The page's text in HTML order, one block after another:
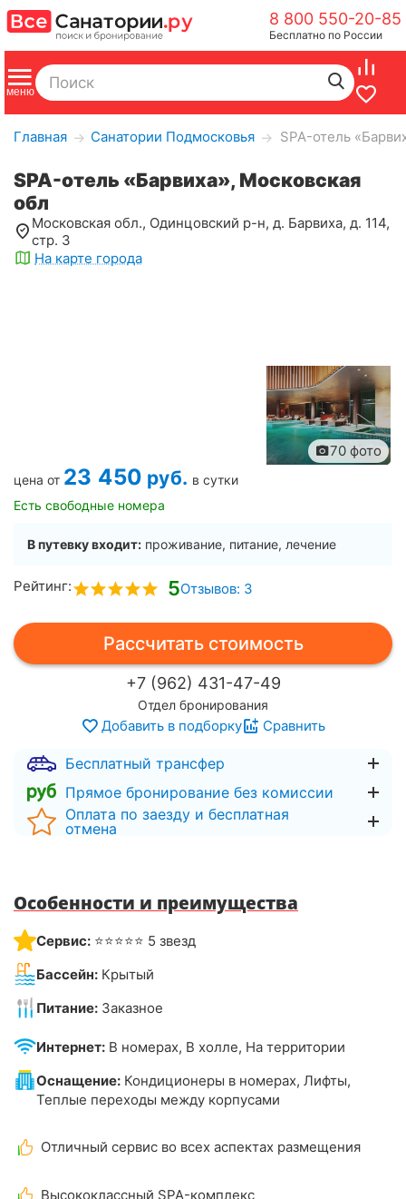
8 800 550-20-85
Бесплатно по России
Главная → Санатории Подмосковья → SPA-отель
SPA-отель «Барвиха», Московская
обл
Московская обл., Одинцовский р-н, д. Барвиха, д. 114,
стр. 3
На карте города
70 фото
цена от 23 450 руб. в сутки
Есть свободные номера
В путевку входит: проживание, питание, лечение
Рейтинг: 5Отзывов: 3
Рассчитать стоимость
+7 (962) 431-47-49
Отдел бронирования
Добавить в подборку Сравнить
Бесплатный трансфер
Прямое бронирование без комиссии
Оплата по заезду и бесплатная
отмена
Особенности и преимущества
Сервис: ⭐⭐⭐⭐⭐ 5 звезд
Бассейн: Крытый
Питание: Заказное
Интернет: В номерах, В холле, На территории
Оснащение: Кондиционеры в номерах, Лифты,
Теплые переходы между корпусами
Отличный сервис во всех аспектах размещения
Высококлассный SPA-комплекс